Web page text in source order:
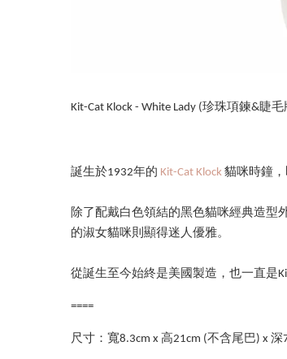
Kit-Cat Klock - White Lady (珍珠項鍊&睫毛
誕生於1932年的 Kit-Cat Klock 貓咪時鐘
除了配戴白色領結的黑色貓咪經典造型
的淑女貓咪則顯得迷人優雅。
從誕生至今始終是美國製造，也一直是
====
尺寸：寬8.3cm x 高21cm (不含尾巴) x 深